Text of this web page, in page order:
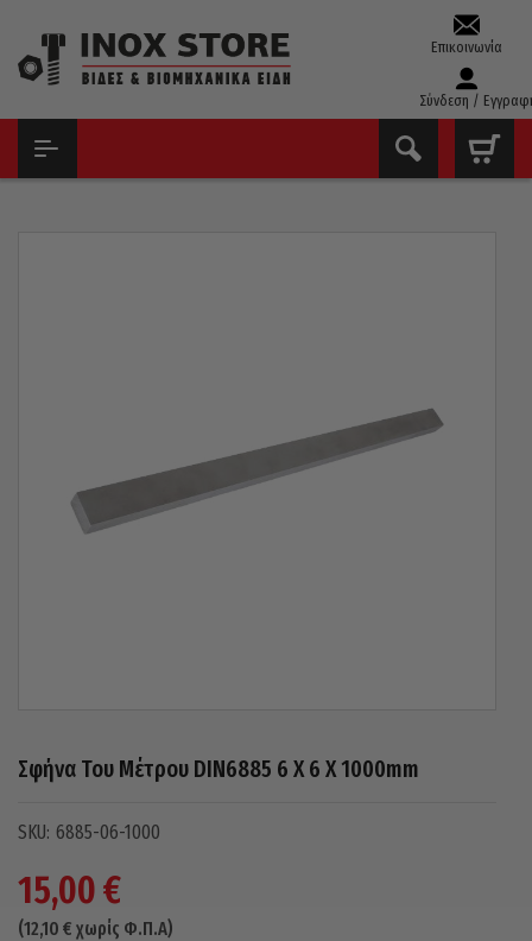
Επικοινωνία
Σύνδεση /
Σφήνα Του Μέτρου DIN6885 6 X 6 X 1000mm
6885-06-1000
15,00€
(12,10 € χωρίς Φ.Π.Α)